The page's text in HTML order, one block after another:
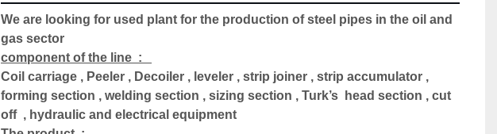
We are looking for used plant for the production of steel pipes in the oil and
gas sector
component of the line  :
Coil carriage , Peeler , Decoiler , leveler , strip joiner , strip accumulator ,
forming section , welding section , sizing section , Turk’s  head section , cut
off  , hydraulic and electrical equipment